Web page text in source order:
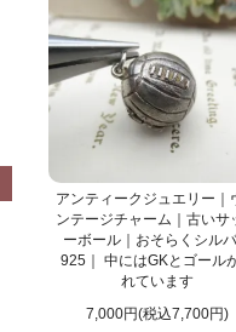
アンティークジュエリー｜
ンテージチャーム｜古いサ
ーボール｜おそらくシル
925｜ 中にはGKとゴール
れています
7,000円(税込7,700円)